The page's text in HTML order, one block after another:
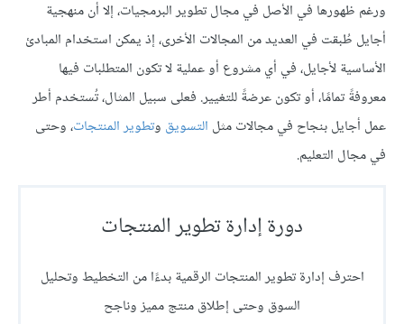
ورغم ظهورها في الأصل في مجال تطوير البرمجيات، إلا أن منهجية
أجايل طُبقت في العديد من المجالات الأخرى، إذ يمكن استخدام المبادئ
الأساسية لأجايل، في أي مشروع أو عملية لا تكون المتطلبات فيها
معروفةً تمامًا، أو تكون عرضةً للتغيير. فعلى سبيل المثال، تُستخدم أطر
عمل أجايل بنجاح في مجالات مثل التسويق وتطوير المنتجات، وحتى
في مجال التعليم.
دورة إدارة تطوير المنتجات
احترف إدارة تطوير المنتجات الرقمية بدءًا من التخطيط وتحليل
السوق وحتى إطلاق منتج مميز وناجح